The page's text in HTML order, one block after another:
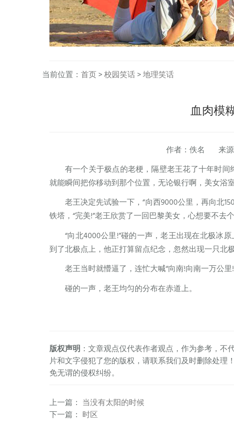
当前位置： 首页>校园笑话>地理笑话
血肉模
作者：佚名 来源
有一个关于极点的老梗，隔壁老王花了十年时
就能瞬间把你移动到那个位置，无论银行啊，美女浴
老王决定先试验一下，“向西9000公里，再向北
铁塔，“完美!”老王欣赏了一回巴黎美女，心想要不去
“向北4000公里!”碰的一声，老王出现在北极冰
到了北极点上，他正打算留点纪念，忽然出现一只北
老王当时就懵逼了，连忙大喊“向南!向南一万公里
碰的一声，老王均匀的分布在赤道上。
版权声明 ：文章观点仅代表作者观点，作为参考，
片和文字侵犯了您的版权，请联系我们及时删除处
免无谓的侵权纠纷。
上一篇 ： 当没有太阳的时候
下一篇 ： 时区